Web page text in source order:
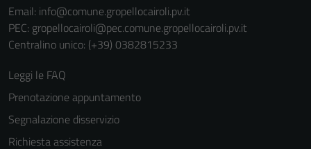
Email: info@comune.gropellocairoli.pv.it
PEC: gropellocairoli@pec.comune.gropellocairoli.pv.it
Centralino unico: (+39) 0382815233
Leggi le FAQ
Prenotazione appuntamento
Segnalazione disservizio
Richiesta assistenza